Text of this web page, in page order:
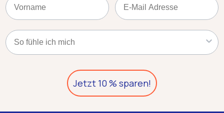
Kategorie
Jetzt 10 % sparen!